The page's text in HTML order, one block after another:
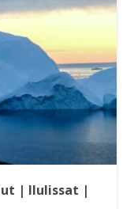
| Ilulissat |